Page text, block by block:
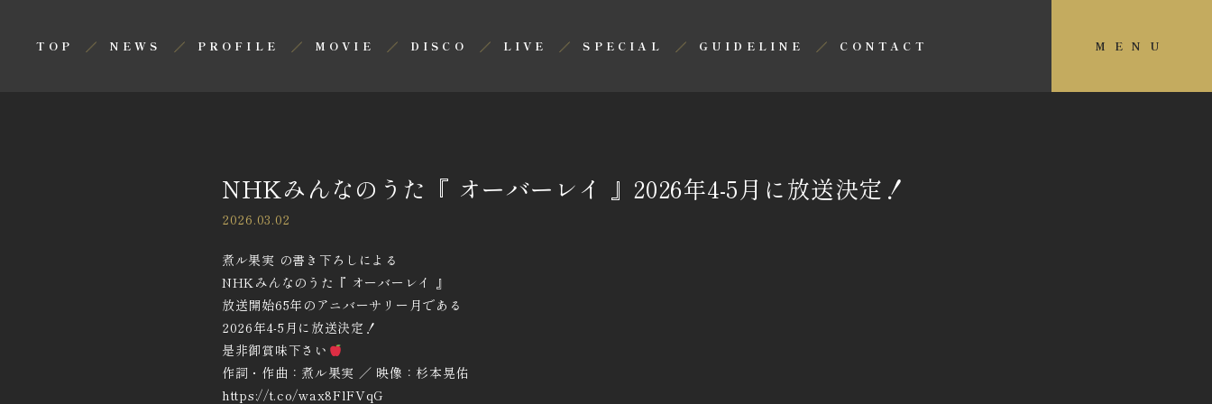
TOP NEWS PROFILE MOVIE DISCO LIVE SPECIAL GUIDELINE CONTACT MENU
NHKみんなのうた『 オーバーレイ 』2026年4-5月に放送決定！
2026.03.02
煮ル果実 の書き下ろしによる
NHKみんなのうた『 オーバーレイ 』
放送開始65年のアニバーサリー月である
2026年4-5月に放送決定！
是非御賞味下さい
作詞・作曲：煮ル果実 ／ 映像：杉本晃佑
https://t.co/wax8FlFVqG